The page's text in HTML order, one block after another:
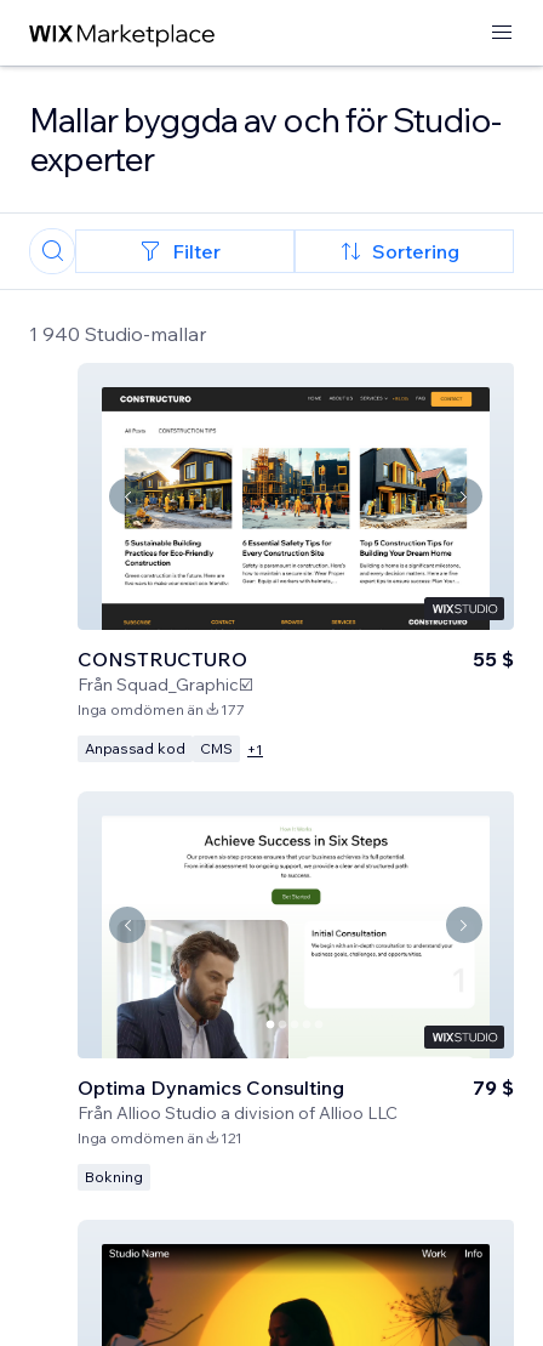
Mallar byggda av och för Studio-
experter
Filter Sortering
1 940 Studio-mallar
CONSTRUCTURO
Från Squad_Graphic☑️
55 $
Inga omdömen än 177
Anpassad kod CMS +1
Optima Dynamics Consulting
Från Allioo Studio a division of Allioo LLC
79 $
Inga omdömen än 121
Bokning